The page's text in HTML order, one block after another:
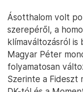
Ásotthalom volt
szerepéről, a
klímaváltozásról is
Magyar Péter
folyamatosan
Szerinte a Fideszt